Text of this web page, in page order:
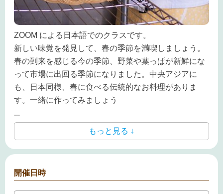
ZOOM による日本語でのクラスです。
新しい味覚を発見して、春の季節を満喫しましょう。
春の到来を感じる今の季節、野菜や葉っぱが新鮮にな
って市場に出回る季節になりました。中央アジアに
も、日本同様、春に食べる伝統的なお料理がありま
す。一緒に作ってみましょう
...
もっと見る ↓
開催日時